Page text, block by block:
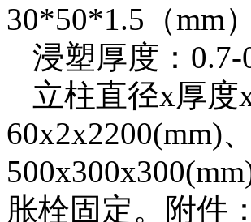
30*50*1.5（mm）
浸塑厚度：0.7-
立柱直径x厚度
60x2x2200(mm)
胀栓固定。附件